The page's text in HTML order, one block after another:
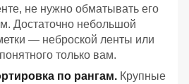
не нужно обматывать его
Достаточно небольшой
— неброской ленты или
только вам.
по рангам. Крупные